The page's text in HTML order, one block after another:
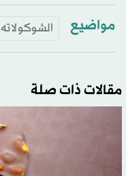
مواضيع الشوكولاته
مقالات ذات صلة